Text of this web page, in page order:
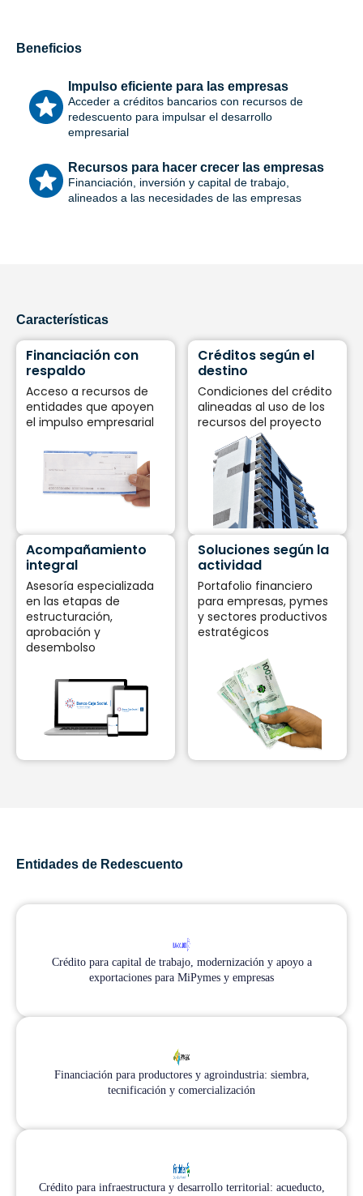
Beneficios
Impulso eficiente para las empresas
Acceder a créditos bancarios con recursos de
redescuento para impulsar el desarrollo
empresarial
Recursos para hacer crecer las empresas
Financiación, inversión y capital de trabajo,
alineados a las necesidades de las empresas
Características
Financiación con
respaldo
Acceso a recursos de
entidades que apoyen
el impulso empresarial
Créditos según el
destino
Condiciones del crédito
alineadas al uso de los
recursos del proyecto
Acompañamiento
integral
Asesoría especializada
en las etapas de
estructuración,
aprobación y
desembolso
Soluciones según la
actividad
Portafolio financiero
para empresas, pymes
y sectores productivos
estratégicos
Entidades de Redescuento
Crédito para capital de trabajo, modernización y apoyo a
exportaciones para MiPymes y empresas
Financiación para productores y agroindustria: siembra,
tecnificación y comercialización
Crédito para infraestructura y desarrollo territorial: acueducto,